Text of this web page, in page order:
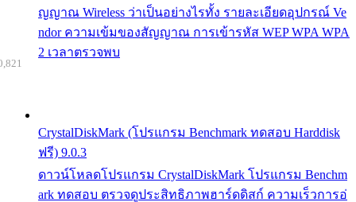
ญญาณ Wireless ว่าเป็นอย่างไรทั้ง รายละเอียดอุปกรณ์ Ve
ndor ความเข้มของสัญญาณ การเข้ารหัส WEP WPA WPA
2 เวลาตรวจพบ
CrystalDiskMark (โปรแกรม Benchmark ทดสอบ Harddisk
ฟรี) 9.0.3
ดาวน์โหลดโปรแกรม CrystalDiskMark โปรแกรม Benchm
ark ทดสอบ ตรวจดูประสิทธิภาพฮาร์ดดิสก์ ความเร็วการอ่